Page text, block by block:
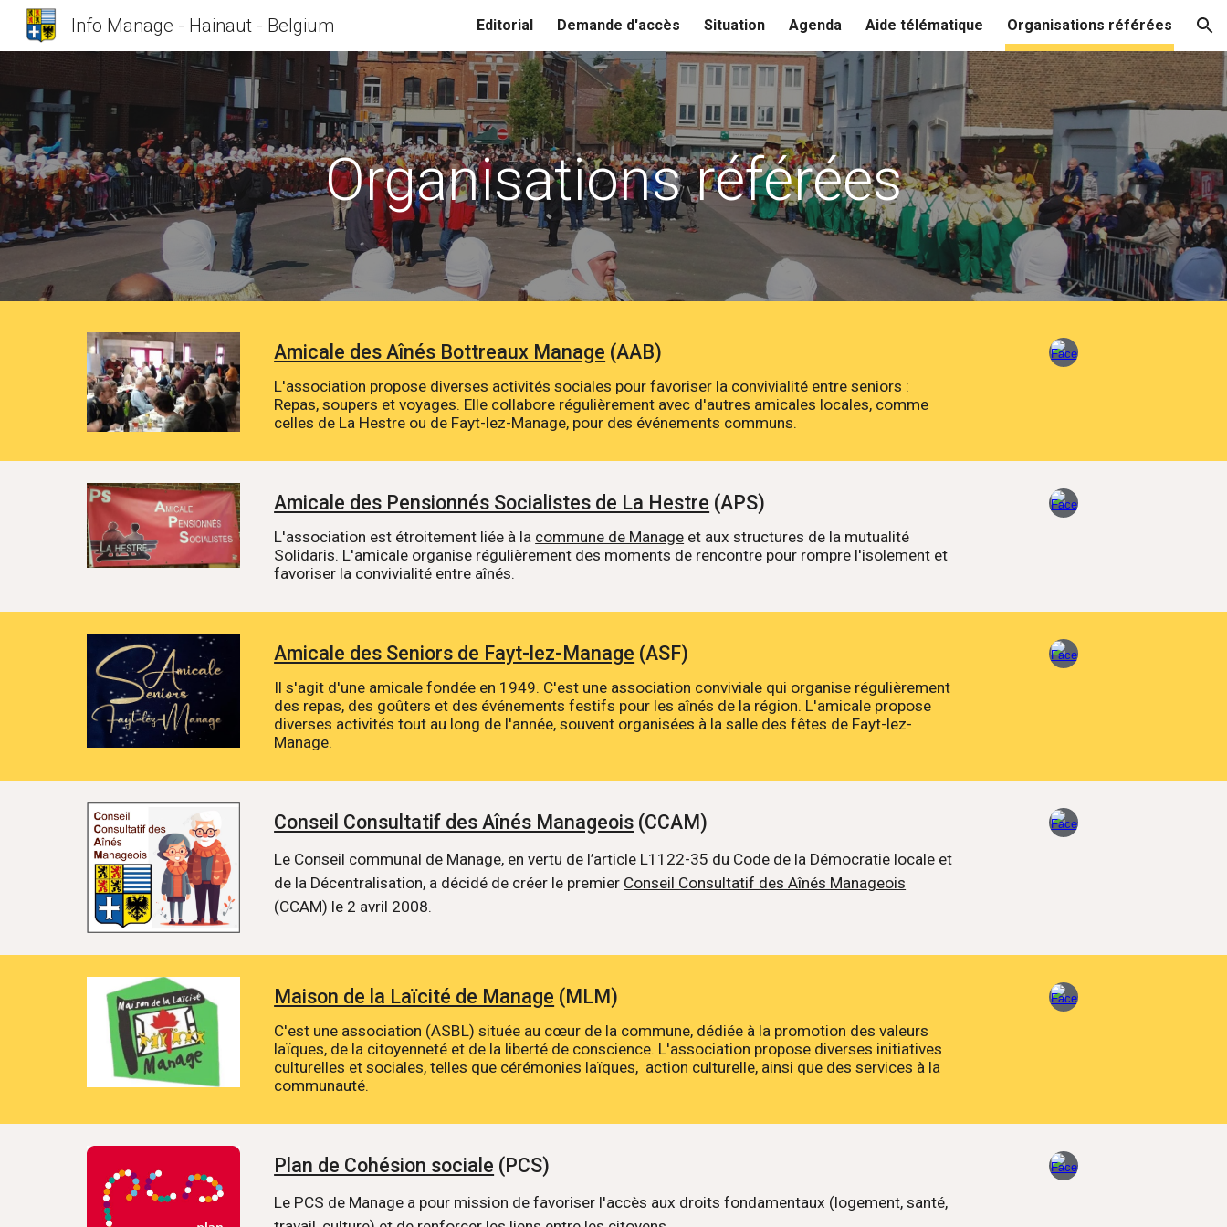
Skip to main content Skip to navigation
Info Manage - Hainaut - Belgium Editorial Demande d'accès Situation Agenda Aide télématique Organisations référées
Organisations référées
Amicale des Aînés Bottreaux Manage (AAB)
L'association propose diverses activités sociales pour favoriser la convivialité entre seniors :
Repas, soupers et voyages. Elle collabore régulièrement avec d'autres amicales locales, comme
celles de La Hestre ou de Fayt-lez-Manage, pour des événements communs.
Amicale des Pensionnés Socialistes de La Hestre (APS)
L'association est étroitement liée à la commune de Manage et aux structures de la mutualité
Solidaris. L'amicale organise régulièrement des moments de rencontre pour rompre l'isolement et
favoriser la convivialité entre aînés.
Amicale des Seniors de Fayt-lez-Manage (ASF)
Il s'agit d'une amicale fondée en 1949. C'est une association conviviale qui organise régulièrement
des repas, des goûters et des événements festifs pour les aînés de la région. L'amicale propose
diverses activités tout au long de l'année, souvent organisées à la salle des fêtes de Fayt-lez-
Manage.
Conseil Consultatif des Aînés Manageois (CCAM)
Le Conseil communal de Manage, en vertu de l’article L1122-35 du Code de la Démocratie locale et
de la Décentralisation, a décidé de créer le premier Conseil Consultatif des Aînés Manageois
(CCAM) le 2 avril 2008.
Maison de la Laïcité de Manage (MLM)
C'est une association (ASBL) située au cœur de la commune, dédiée à la promotion des valeurs
laïques, de la citoyenneté et de la liberté de conscience. L'association propose diverses initiatives
culturelles et sociales, telles que cérémonies laïques, action culturelle, ainsi que des services à la
communauté.
Plan de Cohésion sociale (PCS)
Le PCS de Manage a pour mission de favoriser l'accès aux droits fondamentaux (logement, santé,